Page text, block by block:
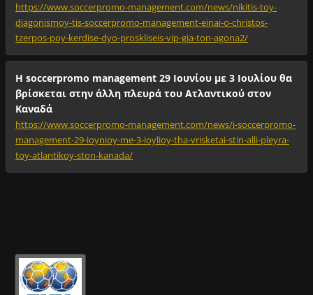
https://www.soccerpromo-management.com/news/nikitis-toy-
diagonismoy-tis-soccerpromo-management-einai-o-christos-
tzerpos-poy-kerdise-dyo-proskliseis-vip-gia-ton-agona2/
Η soccerpromo management 29 Ιουνίου με 3 Ιουλίου θα
βρίσκεται στην άλλη πλευρά του Ατλαντικού στον
Καναδά
https://www.soccerpromo-management.com/news/i-soccerpromo-
management-29-ioynioy-me-3-ioylioy-tha-vrisketai-stin-alli-pleyra-
toy-atlantikoy-ston-kanada/